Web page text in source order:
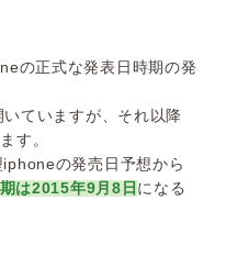
の正式な発表日時期の発
ていますが、それ以降
す。
の発売日予想から
は2015年9月8日 になる